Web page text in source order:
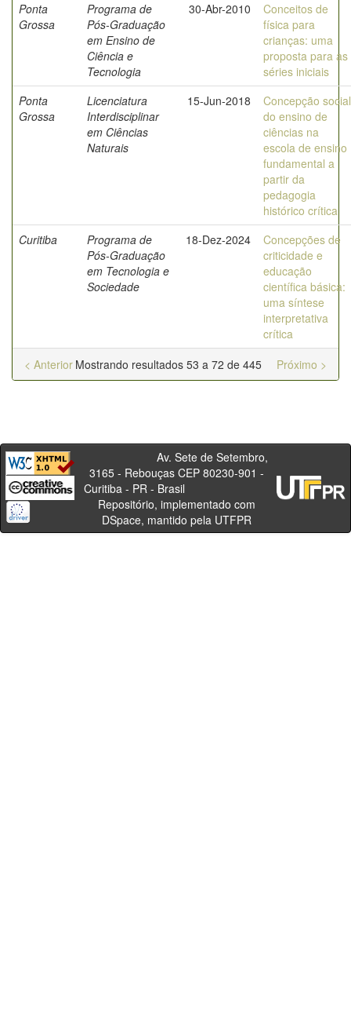
Ponta
Grossa
Programa de
Pós-Graduação
em Ensino de
Ciência e
Tecnologia
30-Abr-2010
Conceitos de
física para
crianças: uma
proposta para as
séries iniciais
Ponta
Grossa
Licenciatura
Interdisciplinar
em Ciências
Naturais
15-Jun-2018
Concepção social
do ensino de
ciências na
escola de ensino
fundamental a
partir da
pedagogia
histórico crítica
Curitiba
Programa de
Pós-Graduação
em Tecnologia e
Sociedade
18-Dez-2024
Concepções de
criticidade e
educação
científica básica:
uma síntese
interpretativa
crítica
Mostrando resultados 53 a 72 de 445
< Anterior Próximo >
Av. Sete de Setembro,
3165 - Rebouças CEP 80230-901 -
Curitiba - PR - Brasil
Repositório, implementado com
DSpace, mantido pela UTFPR